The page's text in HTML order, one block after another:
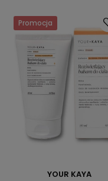
Promocja
YOUR KAYA